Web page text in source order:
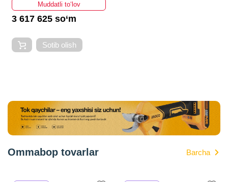
Muddatli to‘lov
3 617 625 so‘m
Sotib olish
Ommabop tovarlar Barcha